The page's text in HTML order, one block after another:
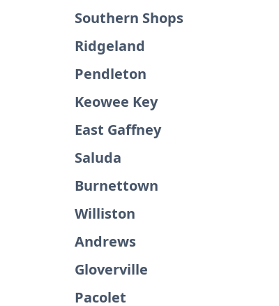
Southern Shops
Ridgeland
Pendleton
Keowee Key
East Gaffney
Saluda
Burnettown
Williston
Andrews
Gloverville
Pacolet